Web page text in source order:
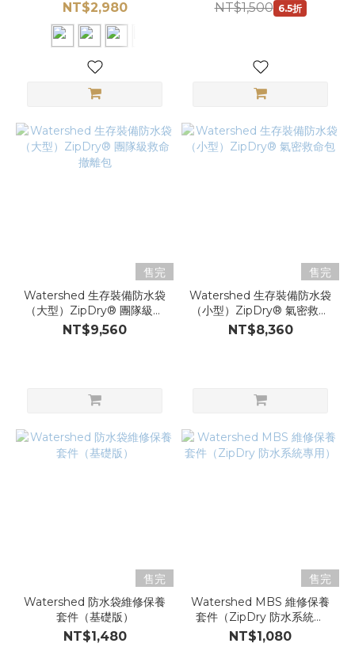
NT$2,980
NT$1,500 6.5折
售完
Watershed 生存裝備防水袋
（大型）ZipDry® 團隊級救
命撤離包
NT$9,560
售完
Watershed 生存裝備防水袋
（小型）ZipDry® 氣密救命
包
NT$8,360
售完
Watershed 防水袋維修保養
套件（基礎版）
NT$1,480
售完
Watershed MBS 維修保養
套件（ZipDry 防水系統專
用）
NT$1,080